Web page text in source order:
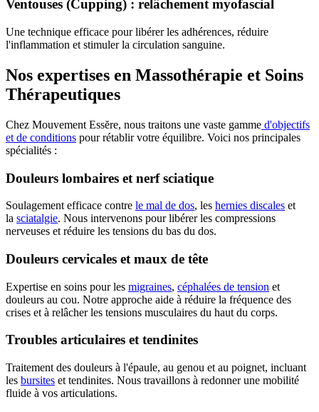
Ventouses (Cupping) : relâchement myofascial
Une technique efficace pour libérer les adhérences, réduire
l'inflammation et stimuler la circulation sanguine.
Nos expertises en Massothérapie et Soins
Thérapeutiques
Chez Mouvement Essĕre, nous traitons une vaste gamme d'objectifs
et de conditions pour rétablir votre équilibre. Voici nos principales
spécialités :
Douleurs lombaires et nerf sciatique
Soulagement efficace contre le mal de dos, les hernies discales et
la sciatalgie. Nous intervenons pour libérer les compressions
nerveuses et réduire les tensions du bas du dos.
Douleurs cervicales et maux de tête
Expertise en soins pour les migraines, céphalées de tension et
douleurs au cou. Notre approche aide à réduire la fréquence des
crises et à relâcher les tensions musculaires du haut du corps.
Troubles articulaires et tendinites
Traitement des douleurs à l'épaule, au genou et au poignet, incluant
les bursites et tendinites. Nous travaillons à redonner une mobilité
fluide à vos articulations.